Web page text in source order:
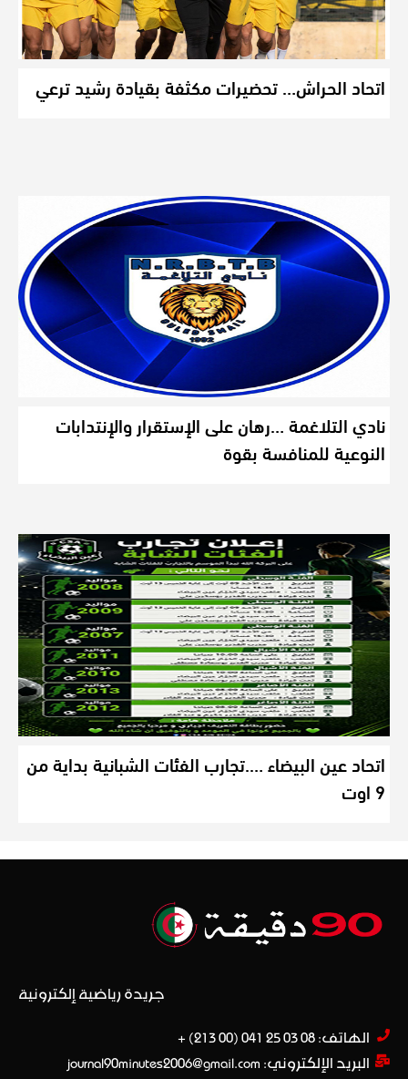
اتحاد الحراش… تحضيرات مكثفة بقيادة رشيد ترعي
نادي التلاغمة …رهان على الإستقرار والإنتدابات
النوعية للمنافسة بقوة
اتحاد عين البيضاء ….تجارب الفئات الشبانية بداية من
9 اوت
جريدة رياضية إلكترونية
الهاتف: 08 03 25 041 (00 213) +​
البريد الإلكتروني: journal90minutes2006@gmail.com